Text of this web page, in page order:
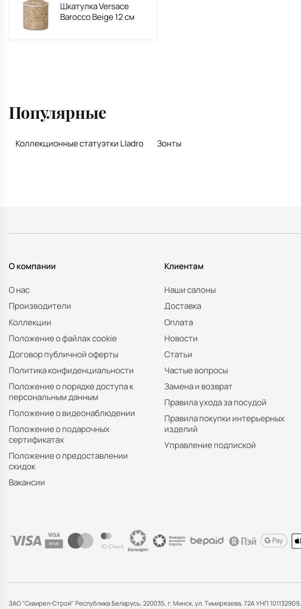
Шкатулка Versace
Barocco Beige 12 см
Популярные
Коллекционные статуэтки Lladro Зонты
О компании
О нас
Производители
Коллекции
Положение о файлах cookie
Договор публичной оферты
Политика конфиденциальности
Положение о порядке доступа к
персональным данным
Положение о видеонаблюдении
Положение о подарочных
сертификатах
Положение о предоставлении
скидок
Вакансии
Клиентам
Наши салоны
Доставка
Оплата
Новости
Статьи
Частые вопросы
Замена и возврат
Правила ухода за посудой
Правила покупки интерьерных
изделий
Управление подпиской
ЗАО "Сквирел-Строй" Республика Беларусь, 220035, г. Минск, ул. Тимирязева, 72А УНП 101132909,